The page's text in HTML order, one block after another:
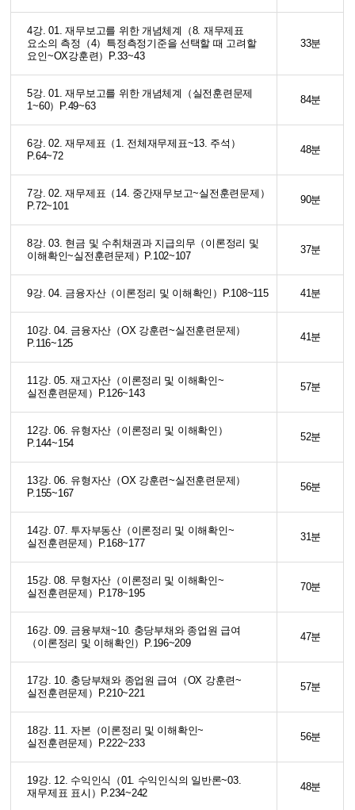
4강. 01. 재무보고를 위한 개념체계（8. 재무제표
요소의 측정（4）특정측정기준을 선택할 때 고려할
요인~OX강훈련）P.33~43
33분
5강. 01. 재무보고를 위한 개념체계（실전훈련문제
1~60）P.49~63
84분
6강. 02. 재무제표（1. 전체재무제표~13. 주석）
P.64~72
48분
7강. 02. 재무제표（14. 중간재무보고~실전훈련문제）
P.72~101
90분
8강. 03. 현금 및 수취채권과 지급의무（이론정리 및
이해확인~실전훈련문제）P.102~107
37분
9강. 04. 금융자산（이론정리 및 이해확인）P.108~115 41분
10강. 04. 금융자산（OX 강훈련~실전훈련문제）
P.116~125
41분
11강. 05. 재고자산（이론정리 및 이해확인~
실전훈련문제）P.126~143
57분
12강. 06. 유형자산（이론정리 및 이해확인）
P.144~154
52분
13강. 06. 유형자산（OX 강훈련~실전훈련문제）
P.155~167
56분
14강. 07. 투자부동산（이론정리 및 이해확인~
실전훈련문제）P.168~177
31분
15강. 08. 무형자산（이론정리 및 이해확인~
실전훈련문제）P.178~195
70분
16강. 09. 금융부채~10. 충당부채와 종업원 급여
（이론정리 및 이해확인）P.196~209
47분
17강. 10. 충당부채와 종업원 급여（OX 강훈련~
실전훈련문제）P.210~221
57분
18강. 11. 자본（이론정리 및 이해확인~
실전훈련문제）P.222~233
56분
19강. 12. 수익인식（01. 수익인식의 일반론~03.
재무제표 표시）P.234~242
48분